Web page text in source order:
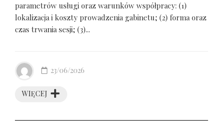
parametrów usługi oraz warunków współpracy: (1)
lokalizacja i koszty prowadzenia gabinetu; (2) forma oraz
czas trwania sesji; (3)...
WIĘCEJ
23/06/2026